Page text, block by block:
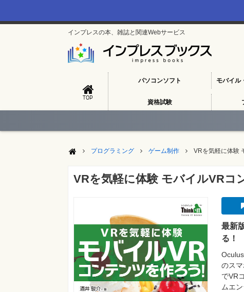
インプレスの本、雑誌と関連Webサービス
TOP
パソコンソフト モバイル
資格試験
プログラミング ゲーム制作 VRを気軽に体験
VRを気軽に体験 モバイルVRコ
最新
る！
のス
でVR
ムエ